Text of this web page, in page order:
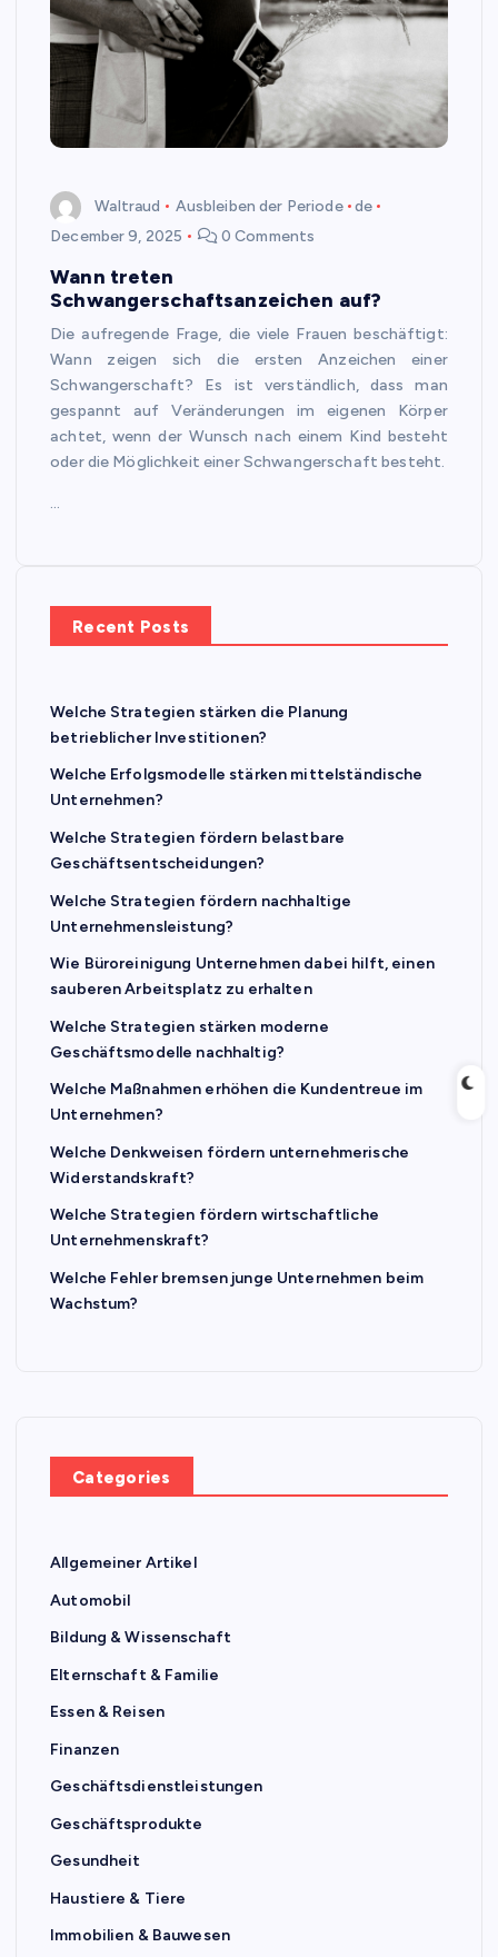
Waltraud Ausbleiben der Periode
de
December 9, 2025
0 Comments
Wann treten
Schwangerschaftsanzeichen auf?
Die aufregende Frage, die viele Frauen beschäftigt:
Wann zeigen sich die ersten Anzeichen einer
Schwangerschaft? Es ist verständlich, dass man
gespannt auf Veränderungen im eigenen Körper
achtet, wenn der Wunsch nach einem Kind besteht
oder die Möglichkeit einer Schwangerschaft besteht.
…
Recent Posts
Welche Strategien stärken die Planung
betrieblicher Investitionen?
Welche Erfolgsmodelle stärken mittelständische
Unternehmen?
Welche Strategien fördern belastbare
Geschäftsentscheidungen?
Welche Strategien fördern nachhaltige
Unternehmensleistung?
Wie Büroreinigung Unternehmen dabei hilft, einen
sauberen Arbeitsplatz zu erhalten
Welche Strategien stärken moderne
Geschäftsmodelle nachhaltig?
Welche Maßnahmen erhöhen die Kundentreue im
Unternehmen?
Welche Denkweisen fördern unternehmerische
Widerstandskraft?
Welche Strategien fördern wirtschaftliche
Unternehmenskraft?
Welche Fehler bremsen junge Unternehmen beim
Wachstum?
Categories
Allgemeiner Artikel
Automobil
Bildung & Wissenschaft
Elternschaft & Familie
Essen & Reisen
Finanzen
Geschäftsdienstleistungen
Geschäftsprodukte
Gesundheit
Haustiere & Tiere
Immobilien & Bauwesen